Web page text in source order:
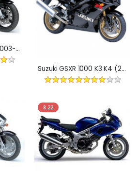
Suzuki SV 1000 S/N (2003-2007)
Suzuki GSXR 1000 K3 K4 (2003 - 2004r)
8.22